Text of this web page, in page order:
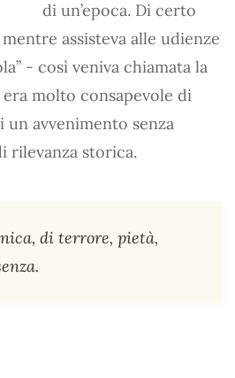
di un’epoca. Di certo
assisteva alle udienze
- così veniva chiamata la
molto consapevole di
avvenimento senza
rilevanza storica.
di terrore, pietà,